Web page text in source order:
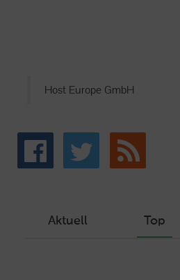
Host Europe GmbH
Aktuell Top